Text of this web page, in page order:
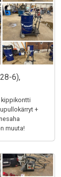
6),
+
muuta!